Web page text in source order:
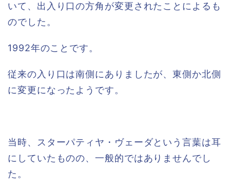
いて、出入り口の方角が変更されたことによるも
のでした。
1992年のことです。
従来の入り口は南側にありましたが、東側か北側
に変更になったようです。
当時、スターパティヤ・ヴェーダという言葉は耳
にしていたものの、一般的ではありませんでし
た。